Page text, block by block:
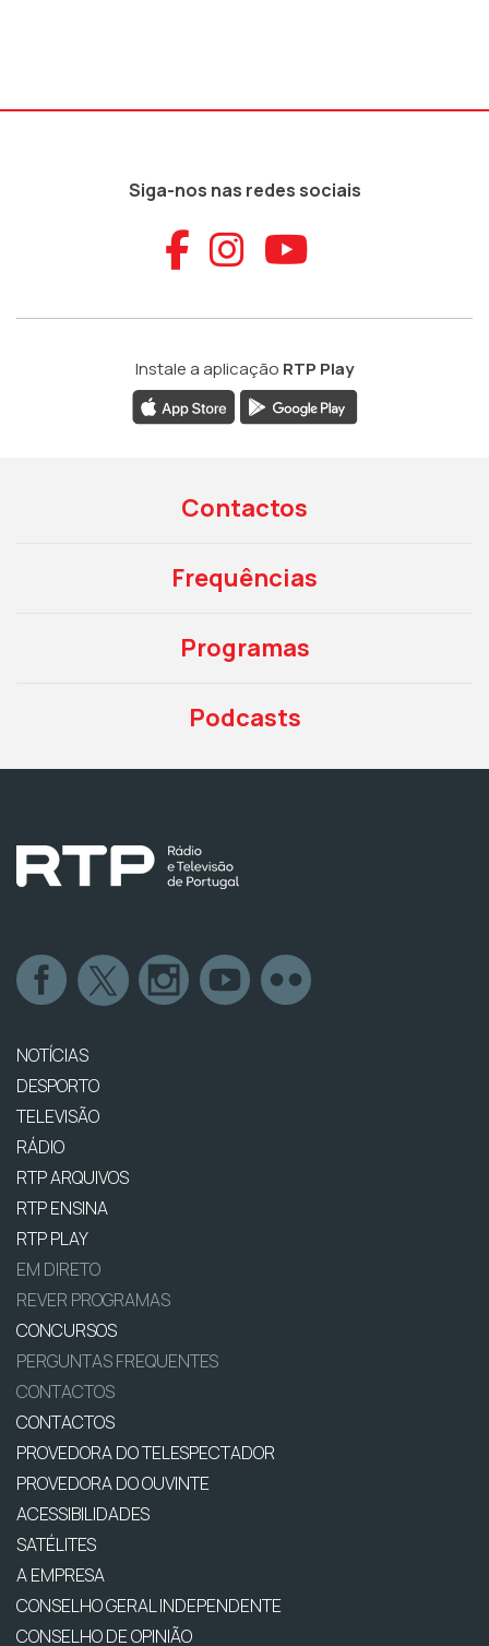
Siga-nos nas redes sociais
Aceder ao
Aceder ao
Aceder
Instale a aplicação RTP Play
Contactos
Frequências
Programas
Podcasts
NOTÍCIAS
DESPORTO
TELEVISÃO
RÁDIO
RTP ARQUIVOS
RTP ENSINA
RTP PLAY
EM DIRETO
REVER PROGRAMAS
CONCURSOS
PERGUNTAS FREQUENTES
CONTACTOS
CONTACTOS
PROVEDORA DO TELESPECTADOR
PROVEDORA DO OUVINTE
ACESSIBILIDADES
SATÉLITES
A EMPRESA
CONSELHO GERAL INDEPENDENTE
CONSELHO DE OPINIÃO